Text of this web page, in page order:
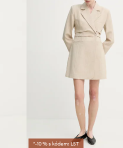
*-10 % s kódem: LST